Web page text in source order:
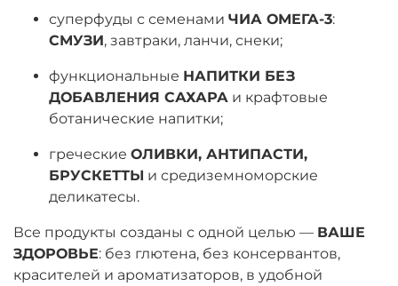
суперфуды с семенами ЧИА ОМЕГА-3:
СМУЗИ, завтраки, ланчи, снеки;
функциональные НАПИТКИ БЕЗ
ДОБАВЛЕНИЯ САХАРА и крафтовые
ботанические напитки;
греческие ОЛИВКИ, АНТИПАСТИ,
БРУСКЕТТЫ и средиземноморские
деликатесы.
Все продукты созданы с одной целью — ВАШЕ
ЗДОРОВЬЕ: без глютена, без консервантов,
красителей и ароматизаторов, в удобной